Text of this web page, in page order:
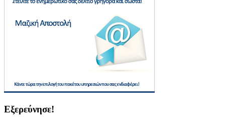
Εξερεύνησε!